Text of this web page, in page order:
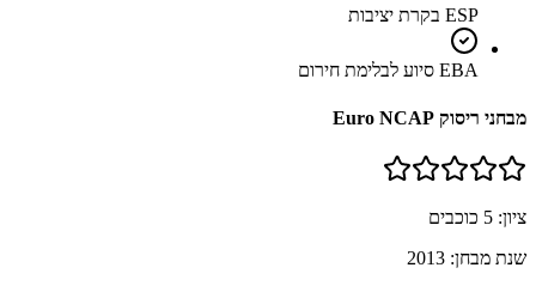
ESP בקרת יציבות
EBA סיוע לבלימת חירום
מבחני ריסוק Euro NCAP
ציון: 5 כוכבים
שנת מבחן: 2013